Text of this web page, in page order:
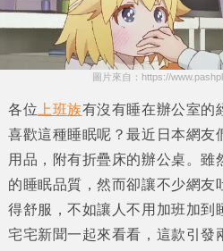
圖片來自：https://
各位上班族有沒有睡在辦公室的
喜歡這種睡眠呢？最近日本網友
用品， 附有折疊床的辦公桌。雖
的睡眠品質，然而卻讓不少網友
得舒服，不如讓人不用加班加到
宅宅新聞一起來看看，這款引發